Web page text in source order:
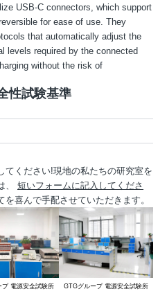
USB-C connectors, which support
for ease of use. They
that automatically adjust the
levels required by the connected
without the risk of
性試験基準
てください!現地の私たちの研究室を
、 短いフォームに記入してくださ
喜んで手配させていただきます。
プ 電源安全試験所 GTGグループ 電源安全試験所